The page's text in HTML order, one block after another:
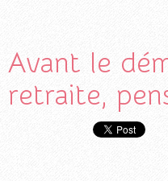
Avant le
retraite,